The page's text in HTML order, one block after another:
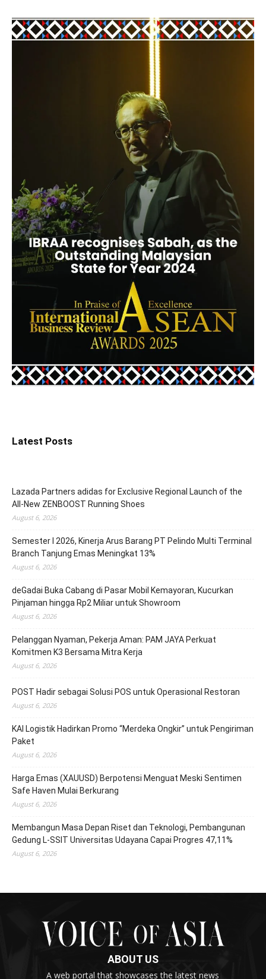
Latest Posts
Lazada Partners adidas for Exclusive Regional Launch of the
All-New ZENBOOST Running Shoes
August 6, 2026
Semester I 2026, Kinerja Arus Barang PT Pelindo Multi Terminal
Branch Tanjung Emas Meningkat 13%
August 6, 2026
deGadai Buka Cabang di Pasar Mobil Kemayoran, Kucurkan
Pinjaman hingga Rp2 Miliar untuk Showroom
August 6, 2026
Pelanggan Nyaman, Pekerja Aman: PAM JAYA Perkuat
Komitmen K3 Bersama Mitra Kerja
August 6, 2026
POST Hadir sebagai Solusi POS untuk Operasional Restoran
August 6, 2026
KAI Logistik Hadirkan Promo “Merdeka Ongkir” untuk Pengiriman
Paket
August 6, 2026
Harga Emas (XAUUSD) Berpotensi Menguat Meski Sentimen
Safe Haven Mulai Berkurang
August 6, 2026
Membangun Masa Depan Riset dan Teknologi, Pembangunan
Gedung L-SSIT Universitas Udayana Capai Progres 47,11%
August 6, 2026
ABOUT US
A web portal that showcases the latest news